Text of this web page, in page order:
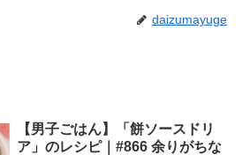
daizumayuge
【男子ごはん】「餅ソースドリ
ア」のレシピ｜#866 余りがちな